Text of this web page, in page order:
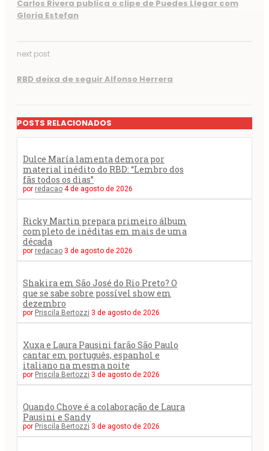
Carlos Rivera publica o clipe de Puedes Llegar com
Gloria Estefan
next post
RBD deixa de seguir Alfonso Herrera
POSTS RELACIONADOS
Dulce María lamenta demora por
material inédito do RBD: “Lembro dos
fãs todos os dias”
por redacao 4 de agosto de 2026
Ricky Martin prepara primeiro álbum
completo de inéditas em mais de uma
década
por redacao 3 de agosto de 2026
Shakira em São José do Rio Preto? O
que se sabe sobre possível show em
dezembro
por Priscila Bertozzi 3 de agosto de 2026
Xuxa e Laura Pausini farão São Paulo
cantar em português, espanhol e
italiano na mesma noite
por Priscila Bertozzi 3 de agosto de 2026
Quando Chove é a colaboração de Laura
Pausini e Sandy
por Priscila Bertozzi 3 de agosto de 2026